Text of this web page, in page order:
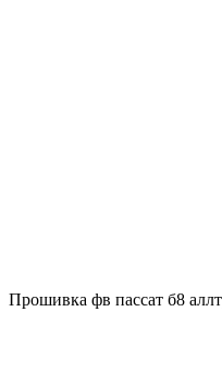
Прошивка фв пассат б8